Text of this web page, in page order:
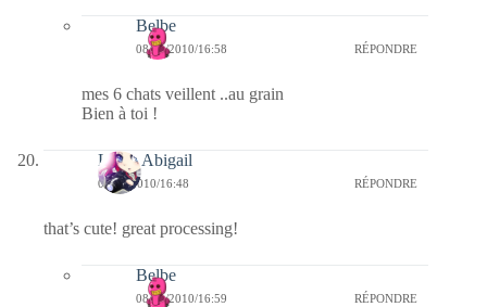
Belbe
08/01/2010/16:58 RÉPONDRE
mes 6 chats veillent ..au grain
Bien à toi !
Laura Abigail
08/01/2010/16:48 RÉPONDRE
that’s cute! great processing!
Belbe
08/01/2010/16:59 RÉPONDRE